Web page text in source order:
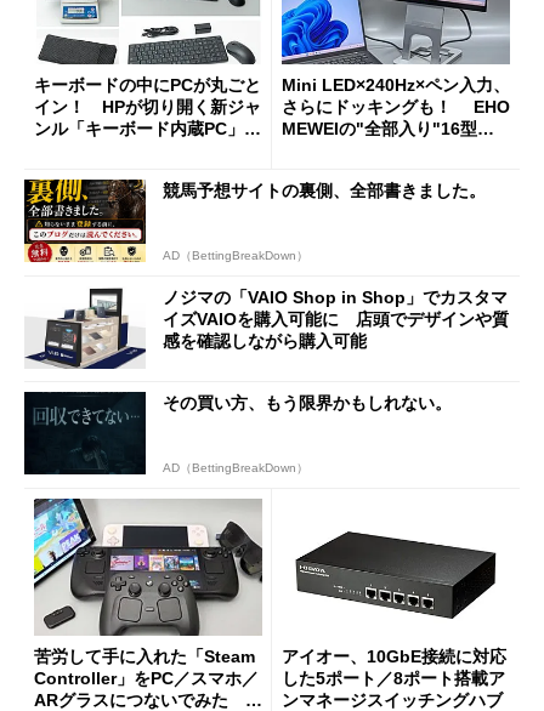
キーボードの中にPCが丸ごと
イン！ HPが切り開く新ジャ
ンル「キーボード内蔵PC」の
Mini LED×240Hz×ペン入力、
さらにドッキングも！ EHO
MEWEIの"全部入り"16型モ
競馬予想サイトの裏側、全部書きました。
AD（BettingBreakDown）
ノジマの「VAIO Shop in Shop」でカスタマ
イズVAIOを購入可能に 店頭でデザインや質
感を確認しながら購入可能
その買い方、もう限界かもしれない。
AD（BettingBreakDown）
苦労して手に入れた「Steam
Controller」をPC／スマホ／
ARグラスにつないでみた ゲ
アイオー、10GbE接続に対応
した5ポート／8ポート搭載ア
ンマネージスイッチングハブ